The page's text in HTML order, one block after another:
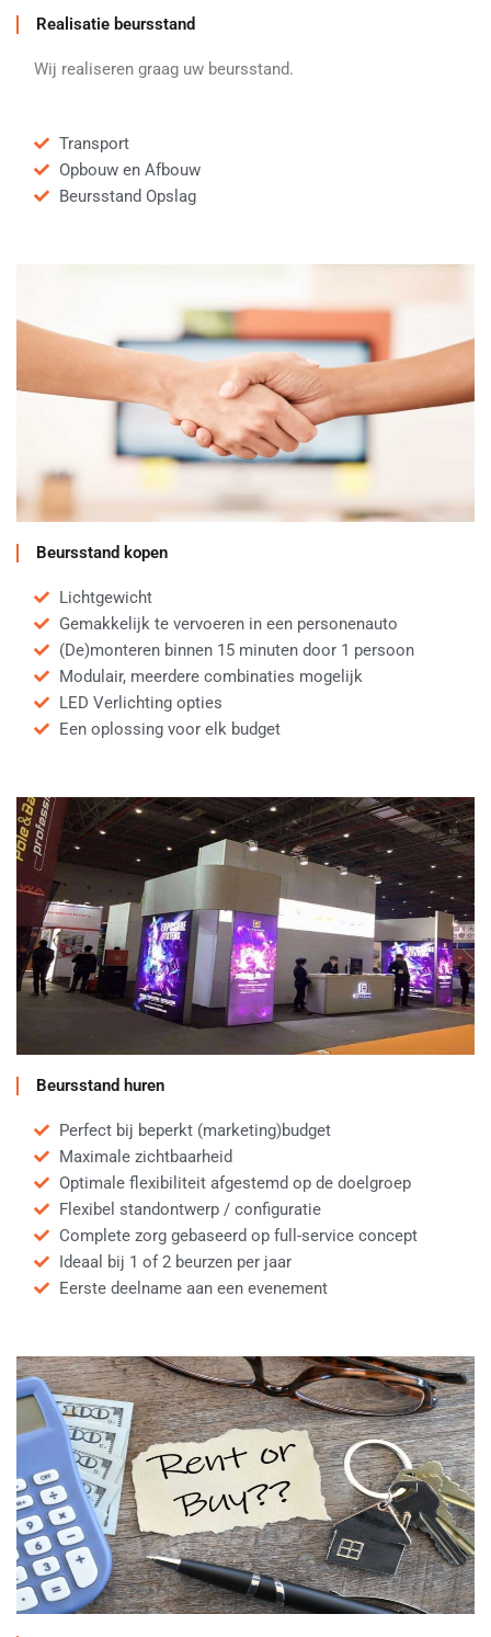
Realisatie beursstand
Wij realiseren graag uw beursstand.
Transport
Opbouw en Afbouw
Beursstand Opslag
Beursstand kopen
Lichtgewicht
Gemakkelijk te vervoeren in een personenauto
(De)monteren binnen 15 minuten door 1 persoon
Modulair, meerdere combinaties mogelijk
LED Verlichting opties
Een oplossing voor elk budget
Beursstand huren
Perfect bij beperkt (marketing)budget
Maximale zichtbaarheid
Optimale flexibiliteit afgestemd op de doelgroep
Flexibel standontwerp / configuratie
Complete zorg gebaseerd op full-service concept
Ideaal bij 1 of 2 beurzen per jaar
Eerste deelname aan een evenement